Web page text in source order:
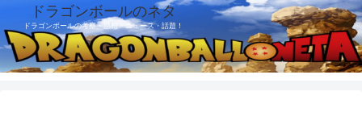
ドラゴンボールのネタ
ドラゴンボールの考察・感想・ニュース・話題！